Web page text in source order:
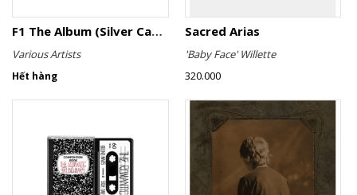
F1 The Album (Silver Cassette)
Various Artists
Hết hàng
Sacred Arias
'Baby Face' Willette
320.000